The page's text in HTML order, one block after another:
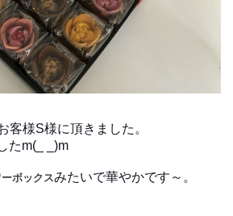
客様S様に頂きました。
たm(_ _)m
ボックスみたいで華やかです～。